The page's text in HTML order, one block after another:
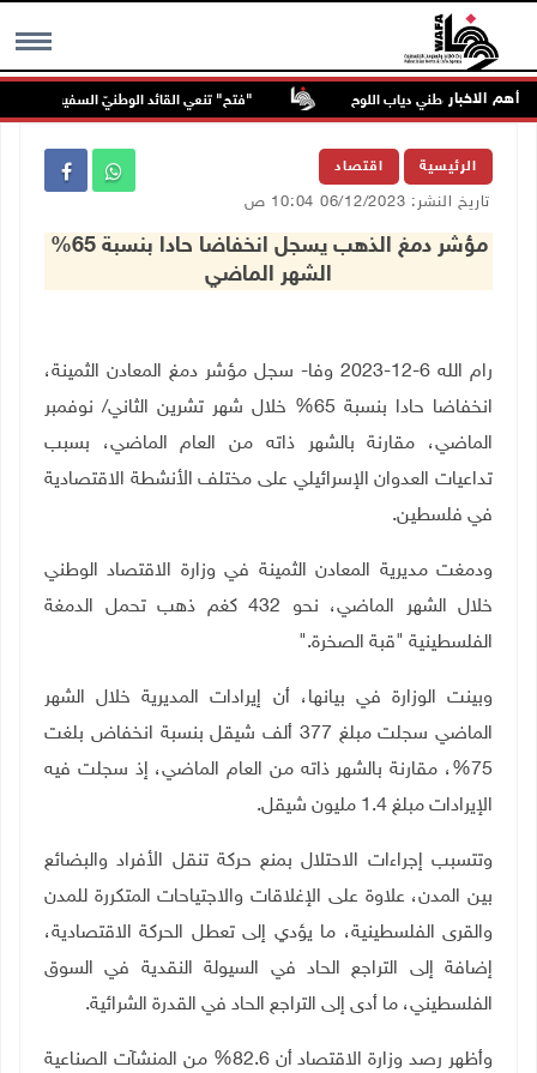
MENU أهم الاخبار
القائد الوطني دياب اللوح "فتح" تنعي القائد الوطنيّ السفير دياب اللوح
الرئيسية اقتصاد
تاريخ النشر: 06/12/2023 10:04 ص
مؤشر دمغ الذهب يسجل انخفاضا حادا بنسبة 65%
الشهر الماضي
رام الله 6-12-2023 وفا- سجل مؤشر دمغ المعادن الثمينة،
انخفاضا حادا بنسبة 65% خلال شهر تشرين الثاني/ نوفمبر
الماضي، مقارنة بالشهر ذاته من العام الماضي، بسبب
تداعيات العدوان الإسرائيلي على مختلف الأنشطة الاقتصادية
في فلسطين.
ودمغت مديرية المعادن الثمينة في وزارة الاقتصاد الوطني
خلال الشهر الماضي، نحو 432 كغم ذهب تحمل الدمغة
الفلسطينية "قبة الصخرة".
وبينت الوزارة في بيانها، أن إيرادات المديرية خلال الشهر
الماضي سجلت مبلغ 377 ألف شيقل بنسبة انخفاض بلغت
75%، مقارنة بالشهر ذاته من العام الماضي، إذ سجلت فيه
الإيرادات مبلغ 1.4 مليون شيقل
.
وتتسبب إجراءات الاحتلال بمنع حركة تنقل الأفراد والبضائع
بين المدن، علاوة على الإغلاقات والاجتياحات المتكررة للمدن
والقرى الفلسطينية، ما يؤدي إلى تعطل الحركة الاقتصادية،
إضافة إلى التراجع الحاد في السيولة النقدية في السوق
الفلسطيني، ما أدى إلى التراجع الحاد في القدرة الشرائية.
وأظهر رصد وزارة الاقتصاد أن 82.6% من المنشآت الصناعية